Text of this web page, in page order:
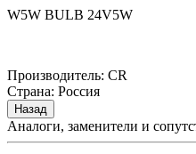
W5W BULB 24V5W
Производитель: CR
Страна: Россия
Аналоги, заменители и